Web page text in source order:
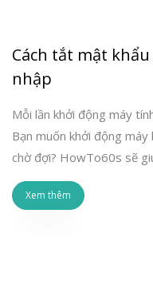
Cách tắt mật
nhập
Mỗi lần khởi động máy
Bạn muốn khởi động máy
chờ đợi? HowTo60s sẽ
Xem thêm